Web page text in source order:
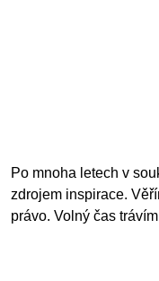
Po mnoha letech v
zdrojem inspirace.
právo. Volný čas